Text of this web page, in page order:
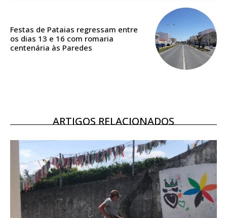
Escolha o plano
Festas de Pataias regressam entre
os dias 13 e 16 com romaria
centenária às Paredes
ARTIGOS RELACIONADOS